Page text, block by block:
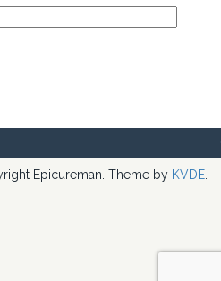
Epicureman. Theme by KVDE.